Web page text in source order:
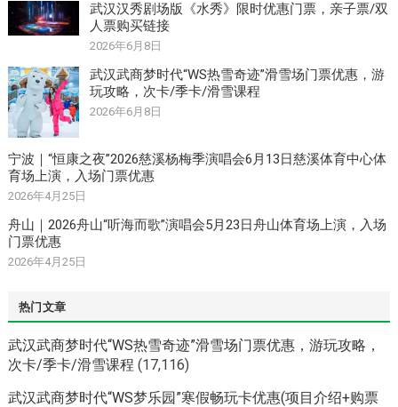
武汉汉秀剧场版《水秀》限时优惠门票，亲子票/双
人票购买链接
2026年6月8日
武汉武商梦时代“WS热雪奇迹”滑雪场门票优惠，游
玩攻略，次卡/季卡/滑雪课程
2026年6月8日
宁波｜“恒康之夜”2026慈溪杨梅季演唱会6月13日慈溪体育中心体
育场上演，入场门票优惠
2026年4月25日
舟山｜2026舟山“听海而歌”演唱会5月23日舟山体育场上演，入场
门票优惠
2026年4月25日
热门文章
武汉武商梦时代“WS热雪奇迹”滑雪场门票优惠，游玩攻略，
次卡/季卡/滑雪课程 (17,116)
武汉武商梦时代“WS梦乐园”寒假畅玩卡优惠(项目介绍+购票